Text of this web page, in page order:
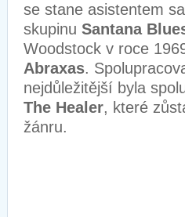
se stane asistentem
skupinu Santana
Woodstock v roce
Abraxas.
nejdůležitější byla
The Healer, které
žánru.